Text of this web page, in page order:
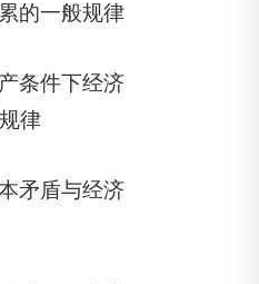
的一般规律
条件下经济
律
矛盾与经济